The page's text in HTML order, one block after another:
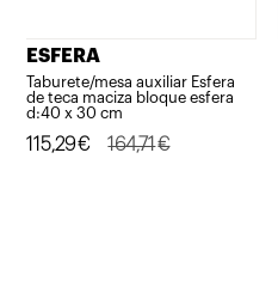
ESFERA
Taburete/mesa auxiliar Esfera
de teca maciza bloque esfera
d:40 x 30 cm
164,71€
El
115,29€
El